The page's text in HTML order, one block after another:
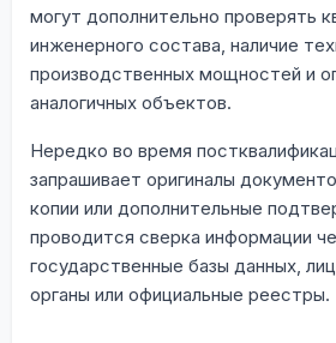
могут дополнительно проверять
инженерного состава, наличие
производственных мощностей и
аналогичных объектов.
Нередко во время
запрашивает оригиналы
копии или дополнительные
проводится сверка информации
государственные базы данных,
органы или официальные реестры.